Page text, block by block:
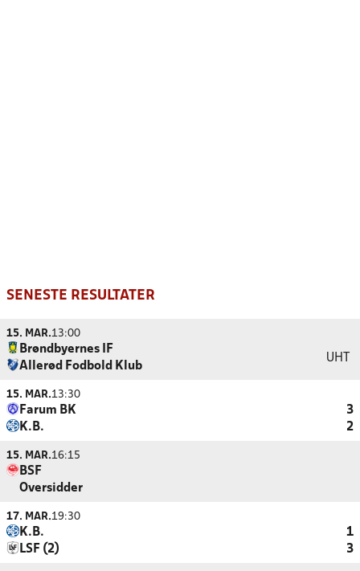
SENESTE RESULTATER
15. MAR.13:00
Brøndbyernes IF
Allerød Fodbold Klub
UHT
15. MAR.13:30
Farum BK
3
K.B.
2
15. MAR.16:15
BSF
Oversidder
17. MAR.19:30
K.B.
1
LSF (2)
3